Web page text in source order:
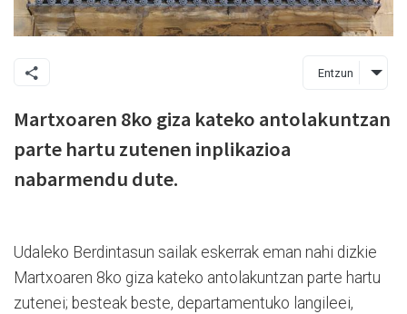
Entzun
Martxoaren 8ko giza kateko antolakuntzan
parte hartu zutenen inplikazioa
nabarmendu dute.
Udaleko Berdintasun sailak eskerrak eman nahi dizkie
Martxoaren 8ko giza kateko antolakuntzan parte hartu
zutenei; besteak beste, departamentuko langileei,